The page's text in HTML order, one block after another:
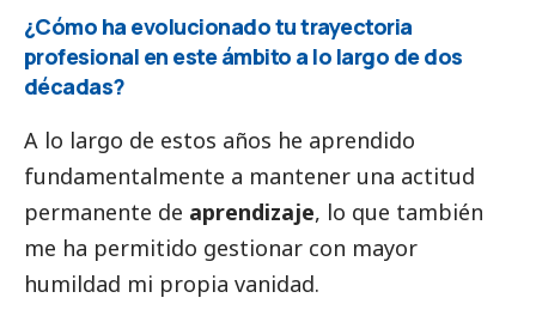
¿Cómo ha evolucionado tu trayectoria
profesional en este ámbito a lo largo de dos
décadas?
A lo largo de estos años he aprendido
fundamentalmente a mantener una actitud
permanente de aprendizaje, lo que también
me ha permitido gestionar con mayor
humildad mi propia vanidad.